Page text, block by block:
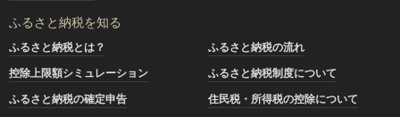
ふるさと納税を知る
ふるさと納税とは？
ふるさと納税の流れ
控除上限額シミュレーション
ふるさと納税制度について
ふるさと納税の確定申告
住民税・所得税の控除について